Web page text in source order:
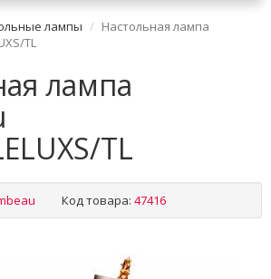
лампы
Настольная лампа
TL
лампа
TL
Код товара: 47416